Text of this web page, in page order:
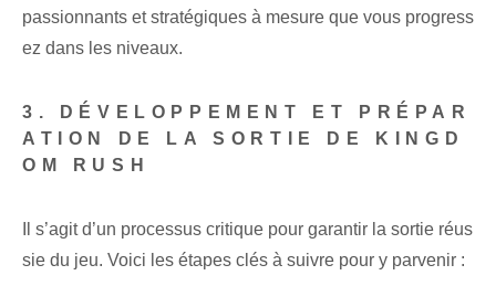
passionnants et stratégiques à mesure que vous progress
ez dans les niveaux.
3. DÉVELOPPEMENT ET PRÉPAR
ATION DE LA SORTIE DE KINGD
OM RUSH
Il s’agit d’un processus critique pour garantir la sortie réus
sie du jeu. Voici les étapes clés à suivre pour y parvenir :